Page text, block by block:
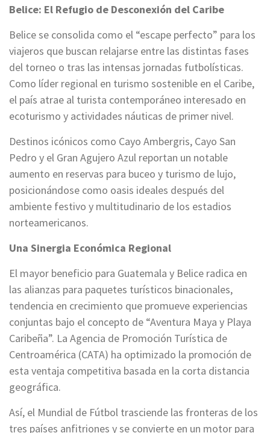
Belice: El Refugio de Desconexión del Caribe
Belice se consolida como el “escape perfecto” para los
viajeros que buscan relajarse entre las distintas fases
del torneo o tras las intensas jornadas futbolísticas.
Como líder regional en turismo sostenible en el Caribe,
el país atrae al turista contemporáneo interesado en
ecoturismo y actividades náuticas de primer nivel.
Destinos icónicos como Cayo Ambergris, Cayo San
Pedro y el Gran Agujero Azul reportan un notable
aumento en reservas para buceo y turismo de lujo,
posicionándose como oasis ideales después del
ambiente festivo y multitudinario de los estadios
norteamericanos.
Una Sinergia Económica Regional
El mayor beneficio para Guatemala y Belice radica en
las alianzas para paquetes turísticos binacionales,
tendencia en crecimiento que promueve experiencias
conjuntas bajo el concepto de “Aventura Maya y Playa
Caribeña”. La Agencia de Promoción Turística de
Centroamérica (CATA) ha optimizado la promoción de
esta ventaja competitiva basada en la corta distancia
geográfica.
Así, el Mundial de Fútbol trasciende las fronteras de los
tres países anfitriones y se convierte en un motor para